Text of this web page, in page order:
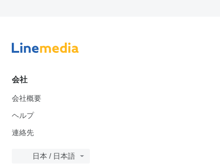
会社
会社概要
ヘルプ
連絡先
日本 / 日本語